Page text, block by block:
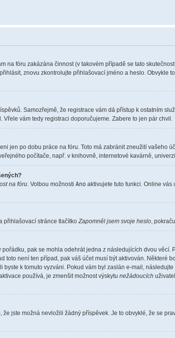
na fóru zakázána činnost (v takovém případě se tato
znovu zkontrolujte přihlašovací jméno a heslo. Obvykle
Samozřejmě, že registrace vám dá přístup k ostatním
vám tedy registraci doporučujeme. Zabere to jen pár chvil.
jen po dobu práce na fóru. Toto má zabránit zneužití vašeho
počítače, např. v knihovně, internetové kavárně,
na fóru. Volbou možnosti Ano aktivujete tuto funkci. Online
přihlašovací stránce tlačítkoZapomněl jsem svoje heslo,
pak se mohla odehrát jedna z následujících dvou
toto není ten případ, pak váš účet musí být aktivován. Některé
k tomuto vyzváni. Pokud vám byl zaslán e-mail,
používá, je zmenšit možnost výskytu nežádoucích
jste možná nevložili žádný příspěvek. Je to obvyklé, že se